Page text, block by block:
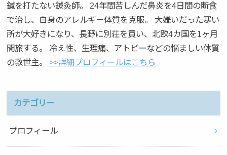
鍼を打たない鍼灸師。 24年間苦しんだ鼻炎を4日間の断食
で治し、自身のアレルギー体質を克服。 大嫌いだった寒い
所が大好きになり、長野に別荘を買い、北欧4カ国を1ヶ月
間旅する。 冷え性、生理痛、アトピーなどの悩ましい体質
の救世主。>>詳細プロフィールはこちら
カテゴリー
プロフィール